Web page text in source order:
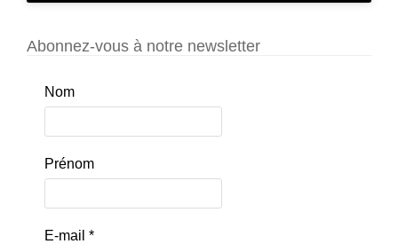
Abonnez-vous à notre newsletter
Nom
Prénom
E-mail *